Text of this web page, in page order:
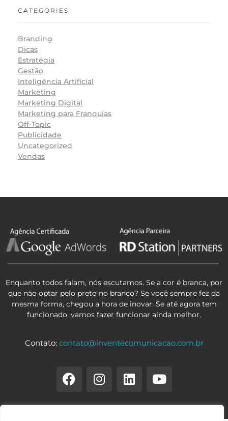
CATEGORIES
Branding
Dicas
Estratégia
Gestão
Inteligência Artificial
Marketing
Marketing Digital
Marketing para Franquias
Off-Topic
Publicidade
Uncategorized
Vendas
Enquanto todos falam, nós escutamos. Se a cor é branca, por
que não optar pelo preto no branco? Se você sempre fez da
mesma forma, chegou a hora de inovar. Se até agora tem
funcionado, vamos fazer funcionar ainda melhor.
Contato: contato@inventecomunicacao.com.br